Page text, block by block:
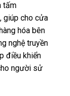
tấm
giúp cho cửa
hóa bên
nghệ truyền
điều khiển
người sử